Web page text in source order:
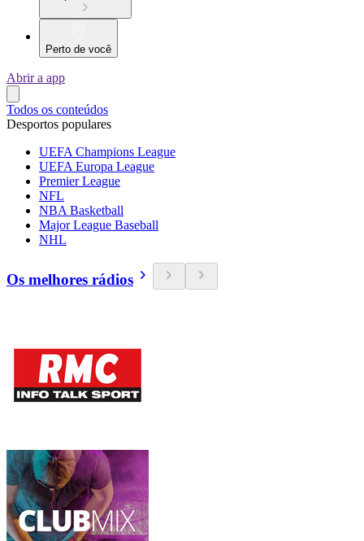
Perto de você
Abrir a app
Todos os conteúdos
Desportos populares
UEFA Champions League
UEFA Europa League
Premier League
NFL
NBA Basketball
Major League Baseball
NHL
Os melhores rádios